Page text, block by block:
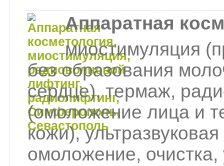
Аппаратная
миостимуляция
без образования
сердце), термаж,
(омоложение лица и
кожи),
омоложение,